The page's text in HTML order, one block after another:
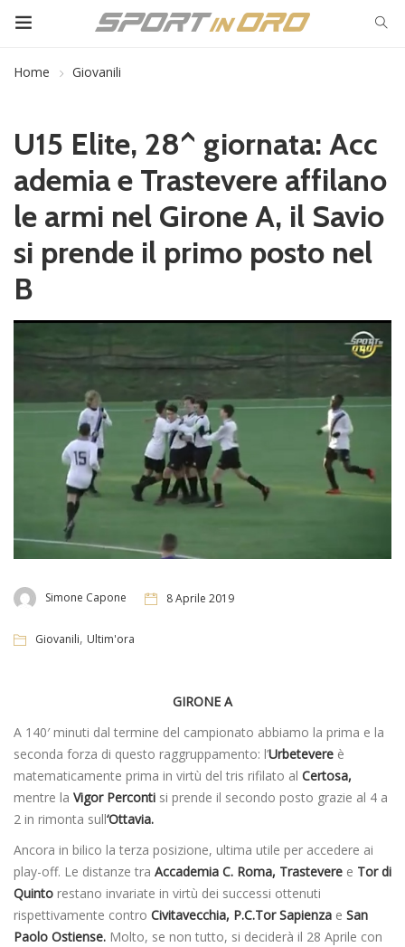
Home Giovanili
U15 Elite, 28^ giornata: Acc
ademia e Trastevere affilano
le armi nel Girone A, il Savio
si prende il primo posto nel
B
Simone Capone 8 Aprile 2019
Giovanili, Ultim'ora
GIRONE A
A 140′ minuti dal termine del campionato abbiamo la prima e la
seconda forza di questo raggruppamento: l’Urbetevere è
matematicamente prima in virtù del tris rifilato al Certosa,
mentre la Vigor Perconti si prende il secondo posto grazie al 4 a
2 in rimonta sull‘Ottavia.
Ancora in bilico la terza posizione, ultima utile per accedere ai
play-off. Le distanze tra Accademia C. Roma, Trastevere e Tor di
Quinto restano invariate in virtù dei successi ottenuti
rispettivamente contro Civitavecchia, P.C.Tor Sapienza e San
Paolo Ostiense. Molto, se non tutto, si deciderà il 28 Aprile con